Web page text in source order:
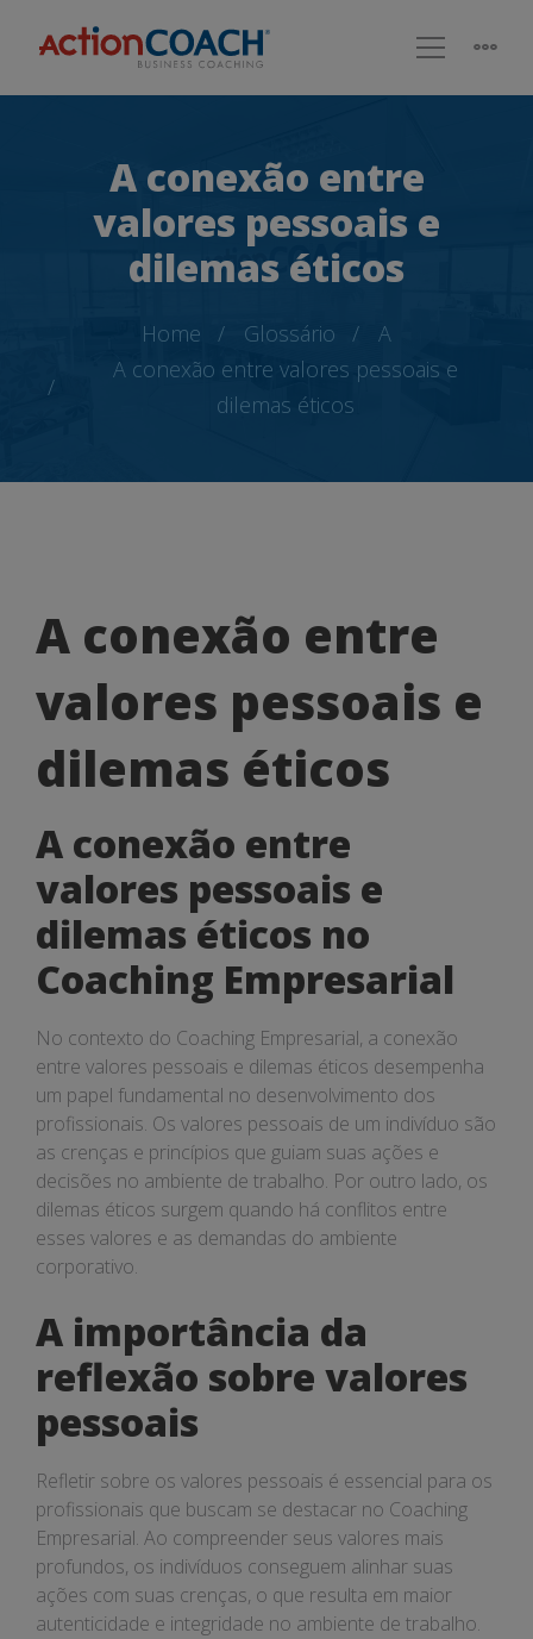
A conexão entre
valores pessoais e
dilemas éticos
Home Glossário
A
A conexão entre valores pessoais e
dilemas éticos
A
conexão
entre
valores
pessoais
e
dilemas
éticos
A conexão entre
valores pessoais e
dilemas éticos
A conexão entre
valores pessoais e
dilemas éticos no
Coaching Empresarial
No contexto do Coaching Empresarial, a conexão
entre valores pessoais e dilemas éticos desempenha
um papel fundamental no desenvolvimento dos
profissionais. Os valores pessoais de um indivíduo são
as crenças e princípios que guiam suas ações e
decisões no ambiente de trabalho. Por outro lado, os
dilemas éticos surgem quando há conflitos entre
esses valores e as demandas do ambiente
corporativo.
A importância da
reflexão sobre valores
pessoais
Refletir sobre os valores pessoais é essencial para os
profissionais que buscam se destacar no Coaching
Empresarial. Ao compreender seus valores mais
profundos, os indivíduos conseguem alinhar suas
ações com suas crenças, o que resulta em maior
autenticidade e integridade no ambiente de trabalho.